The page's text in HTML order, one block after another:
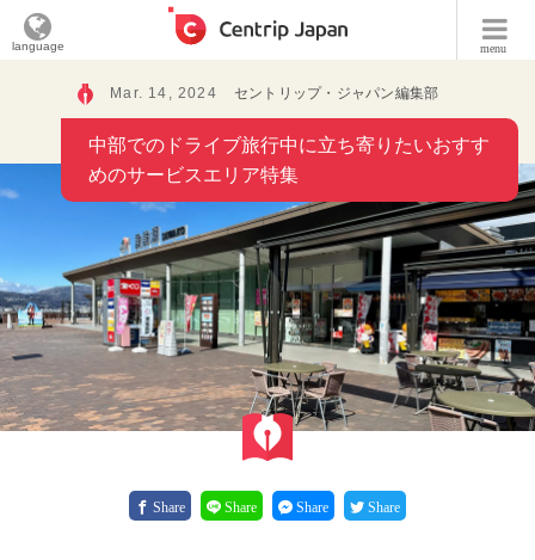
menu
language
Mar. 14, 2024 セントリップ・ジャパン編集部
中部でのドライブ旅⾏中に⽴ち寄りたいおすす
めのサービスエリア特集
Share Share Share Share